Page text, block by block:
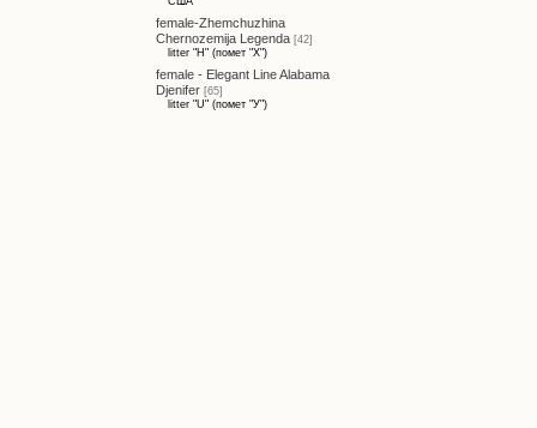
female-Zhemchuzhina
Chernozemija Legenda [42]
litter "H" (помет "Х")
female - Elegant Line Alabama
Djenifer [65]
litter "U" (помет "У")